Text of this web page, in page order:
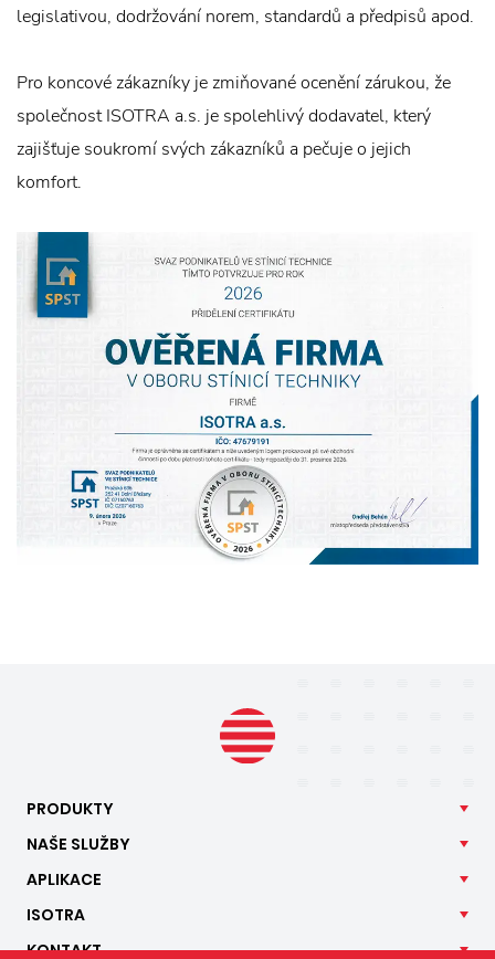
legislativou, dodržování norem, standardů a předpisů apod.
Pro koncové zákazníky je zmiňované ocenění zárukou, že
společnost ISOTRA a.s. je spolehlivý dodavatel, který
zajišťuje soukromí svých zákazníků a pečuje o jejich
komfort.
PRODUKTY
NAŠE SLUŽBY
APLIKACE
ISOTRA
KONTAKT